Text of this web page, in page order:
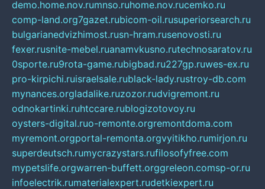
demo.home.nov.rumnso.ruhome.nov.rucemko.ru
comp-land.org7gazet.rubicom-oil.rusuperiorsearch.ru
bulgarianedvizhimost.rusn-hram.rusenovosti.ru
fexer.rusnite-mebel.ruanamvkusno.rutechnosaratov.ru
0sporte.ru9rota-game.rubigbad.ru227gp.ruwes-ex.ru
pro-kirpichi.ruisraelsale.rublack-lady.rustroy-db.com
mynances.orgladalike.ruzozor.rudvigremont.ru
odnokartinki.ruhtccare.rublogizotovoy.ru
oysters-digital.ruo-remonte.orgremontdoma.com
myremont.orgportal-remonta.orgvyitikho.rumirjon.ru
superdeutsch.rumycrazystars.rufilosofyfree.com
mypetslife.orgwarren-buffett.orggreleon.comsp-or.ru
infoelectrik.rumaterialexpert.rudetkiexpert.ru